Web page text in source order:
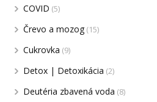
COVID (5)
Črevo a mozog (15)
Cukrovka (9)
Detox | Detoxikácia (2)
Deutéria zbavená voda (8)